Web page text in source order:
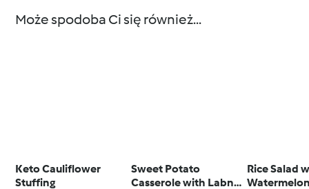
Może spodoba Ci się również...
Keto Cauliflower
Stuffing
Sweet Potato
Casserole with Labne
Rice Salad